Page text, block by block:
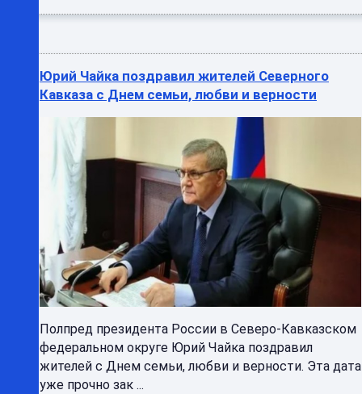
Юрий Чайка поздравил жителей Северного
Кавказа с Днем семьи, любви и верности
Полпред президента России в Северо-Кавказском
федеральном округе Юрий Чайка поздравил
жителей с Днем семьи, любви и верности. Эта дата
уже прочно зак ...